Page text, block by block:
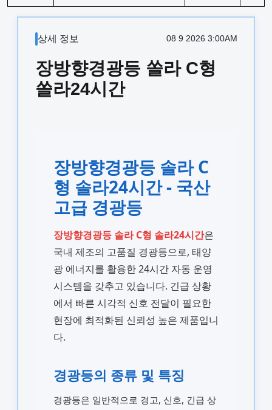
상세 정보 08 9 2026 3:00AM
장방향경광등 쏠라 C형
쏠라24시간
장방향경광등 솔라 C
형 솔라24시간 - 국산
고급 경광등
장방향경광등 솔라 C형 솔라24시간은
국내 제조의 고품질 경광등으로, 태양
광 에너지를 활용한 24시간 자동 운영
시스템을 갖추고 있습니다. 긴급 상황
에서 빠른 시각적 신호 전달이 필요한
현장에 최적화된 신뢰성 높은 제품입니
다.
경광등의 종류 및 특징
경광등은 일반적으로 경고, 신호, 긴급 상